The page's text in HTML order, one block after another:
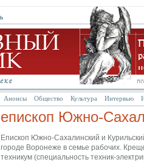
Анонсы Общество Культура Интервью
епископ Южно-
Епископ Южно-Сахалинский и
городе Воронеже в семье рабочих.
техникум (специальность техник-